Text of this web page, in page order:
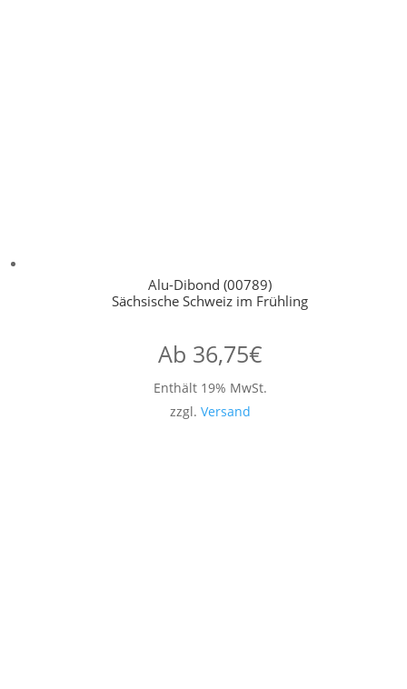
Alu-Dibond (00789)
Sächsische Schweiz im Frühling
Ab 36,75€
Enthält 19% MwSt.
zzgl. Versand